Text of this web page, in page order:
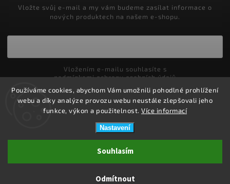
Používáme cookies, abychom Vám umožnili pohodlné prohlížení
webu a díky analýze provozu webu neustále zlepšovali jeho
funkce, výkon a použitelnost. Více informací
Nastavení
Odmítnout
Souhlasím
Vložte svůj e-mail a my vám budeme zasílat informace o
nových produktech na našem e-shopu.
podmínkami ochrany osobních údajů
Přihlásit se
ZDRAVOTNÍ POTŘEBY DRDLOVÁ
Upravit nastavení cookies